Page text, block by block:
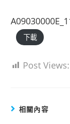
下載
Post Views:
相關內容